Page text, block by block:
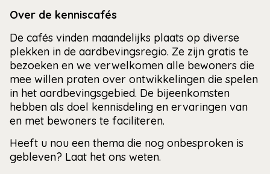
Over de kenniscafés
De cafés vinden maandelijks plaats op diverse
plekken in de aardbevingsregio. Ze zijn gratis te
bezoeken en we verwelkomen alle bewoners die
mee willen praten over ontwikkelingen die spelen
in het aardbevingsgebied. De bijeenkomsten
hebben als doel kennisdeling en ervaringen van
en met bewoners te faciliteren.
Heeft u nou een thema die nog onbesproken is
gebleven? Laat het ons weten.